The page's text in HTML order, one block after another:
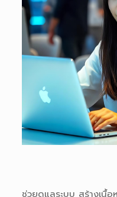
ช่วยดูแลระบบ สร้างเนื้